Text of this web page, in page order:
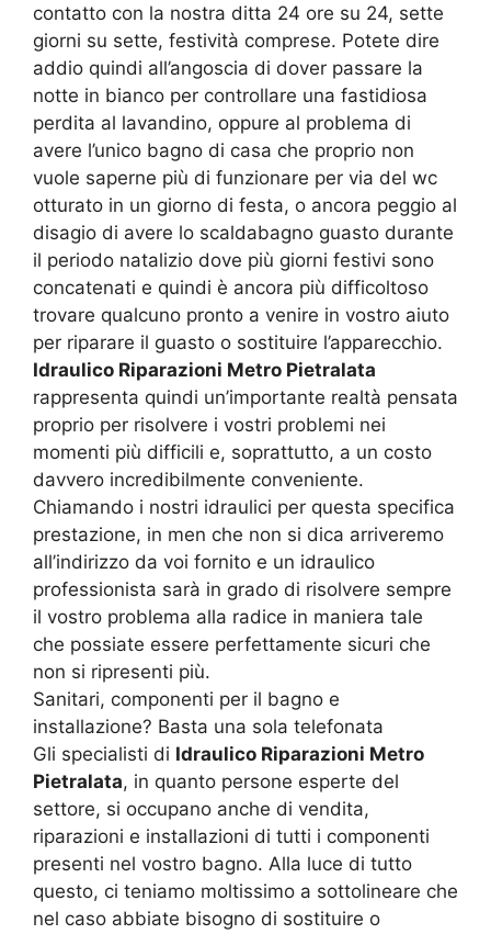
contatto con la nostra ditta 24 ore su 24, sette
giorni su sette, festività comprese. Potete dire
addio quindi all’angoscia di dover passare la
notte in bianco per controllare una fastidiosa
perdita al lavandino, oppure al problema di
avere l’unico bagno di casa che proprio non
vuole saperne più di funzionare per via del wc
otturato in un giorno di festa, o ancora peggio al
disagio di avere lo scaldabagno guasto durante
il periodo natalizio dove più giorni festivi sono
concatenati e quindi è ancora più difficoltoso
trovare qualcuno pronto a venire in vostro aiuto
per riparare il guasto o sostituire l’apparecchio.
Idraulico Riparazioni Metro Pietralata
rappresenta quindi un’importante realtà pensata
proprio per risolvere i vostri problemi nei
momenti più difficili e, soprattutto, a un costo
davvero incredibilmente conveniente.
Chiamando i nostri idraulici per questa specifica
prestazione, in men che non si dica arriveremo
all’indirizzo da voi fornito e un idraulico
professionista sarà in grado di risolvere sempre
il vostro problema alla radice in maniera tale
che possiate essere perfettamente sicuri che
non si ripresenti più.
Sanitari, componenti per il bagno e
installazione? Basta una sola telefonata
Gli specialisti di Idraulico Riparazioni Metro
Pietralata, in quanto persone esperte del
settore, si occupano anche di vendita,
riparazioni e installazioni di tutti i componenti
presenti nel vostro bagno. Alla luce di tutto
questo, ci teniamo moltissimo a sottolineare che
nel caso abbiate bisogno di sostituire o